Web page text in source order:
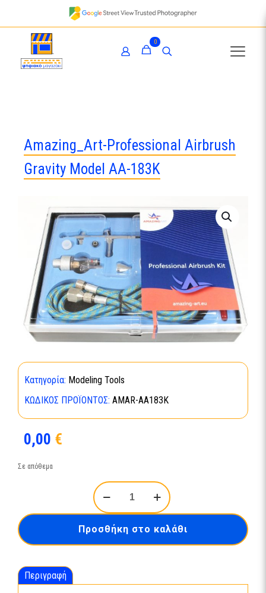
0
Amazing_Art-Professional Airbrush
Gravity Model AA-183K
Κατηγορία: Modeling Tools
ΚΩΔΙΚΌΣ ΠΡΟΪΌΝΤΟΣ: AMAR-AA183K
0,00 €
Σε απόθεμα
Amazing_Art-
Professional
Airbrush
Model
AA-
Προσθήκη στο καλάθι
Περιγραφή